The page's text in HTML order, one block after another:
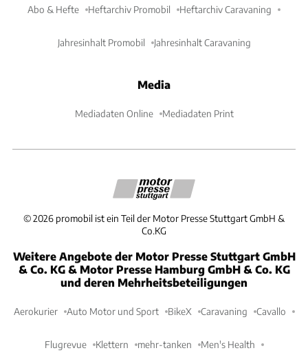
Abo & Hefte Heftarchiv Promobil Heftarchiv Caravaning
Jahresinhalt Promobil Jahresinhalt Caravaning
Media
Mediadaten Online Mediadaten Print
©2026 promobil ist ein Teil der Motor Presse Stuttgart GmbH &
Co.KG
Weitere Angebote der Motor Presse Stuttgart GmbH
& Co. KG & Motor Presse Hamburg GmbH & Co. KG
und deren Mehrheitsbeteiligungen
Aerokurier Auto Motor und Sport BikeX Caravaning Cavallo
Flugrevue Klettern mehr-tanken Men's Health